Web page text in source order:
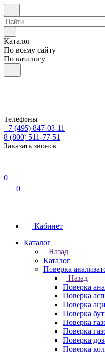
Каталог
По всему сайту
По каталогу
Телефоны
+7 (495) 847-08-11
8 (800) 511-77-51
Заказать звонок
0
0
Кабинет
Каталог
Назад
Каталог
Поверка
Назад
Поверка
Поверка
Поверка
Поверка
Поверка
Поверка
Поверка
Поверка